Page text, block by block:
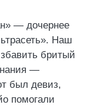
— дочернее
Наш
бритый
—
был девиз,
помогали